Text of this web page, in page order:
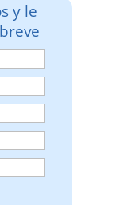
y le